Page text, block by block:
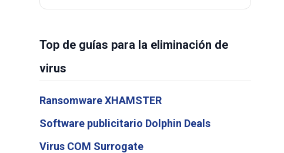
Top de guías para la eliminación de
virus
Ransomware XHAMSTER
Software publicitario Dolphin Deals
Virus COM Surrogate